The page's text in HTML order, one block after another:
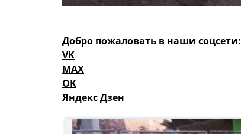
Добро пожаловать в наши соцсети:
VK
MAX
OK
Яндекс Дзен